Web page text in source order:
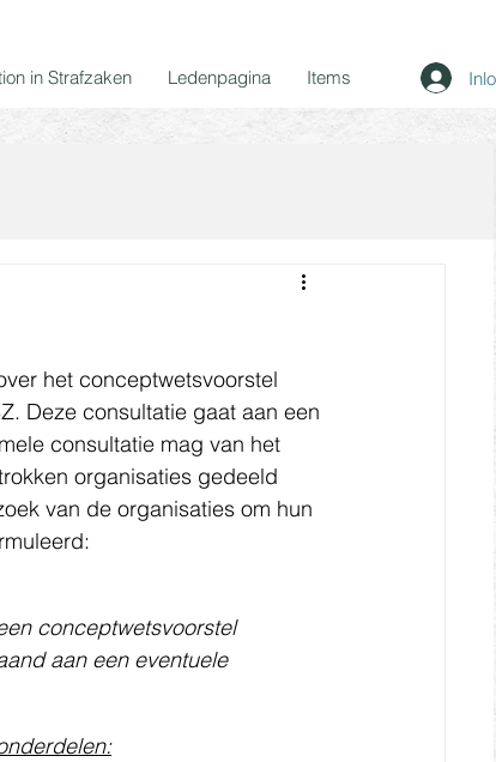
in Strafzaken Ledenpagina Items
het conceptwetsvoorstel
Deze consultatie gaat aan een
consultatie mag van het
organisaties gedeeld
van de organisaties om hun
conceptwetsvoorstel
aan een eventuele